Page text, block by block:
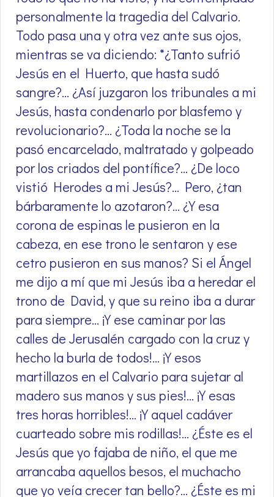
personalmente la tragedia del Calvario.
Todo pasa una y otra vez ante sus ojos,
mientras se va diciendo: *¿Tanto sufrió
Jesús en el Huerto, que hasta sudó
sangre?… ¿Así juzgaron los tribunales a mi
Jesús, hasta condenarlo por blasfemo y
revolucionario?… ¿Toda la noche se la
pasó encarcelado, maltratado y golpeado
por los criados del pontífice?… ¿De loco
vistió Herodes a mi Jesús?… Pero, ¿tan
bárbaramente lo azotaron?… ¿Y esa
corona de espinas le pusieron en la
cabeza, en ese trono le sentaron y ese
cetro pusieron en sus manos? Si el Ángel
me dijo a mí que mi Jesús iba a heredar el
trono de David, y que su reino iba a durar
para siempre… ¡Y ese caminar por las
calles de Jerusalén cargado con la cruz y
hecho la burla de todos!… ¡Y esos
martillazos en el Calvario para sujetar al
madero sus manos y sus pies!… ¡Y esas
tres horas horribles!… ¡Y aquel cadáver
cuarteado sobre mis rodillas!… ¿Éste es el
Jesús que yo fajaba de niño, el que me
arrancaba aquellos besos, el muchacho
que yo veía crecer tan bello?… ¿Éste es mi